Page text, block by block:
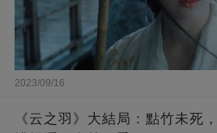
2023/09/16
《云之羽》大結局：點竹未死